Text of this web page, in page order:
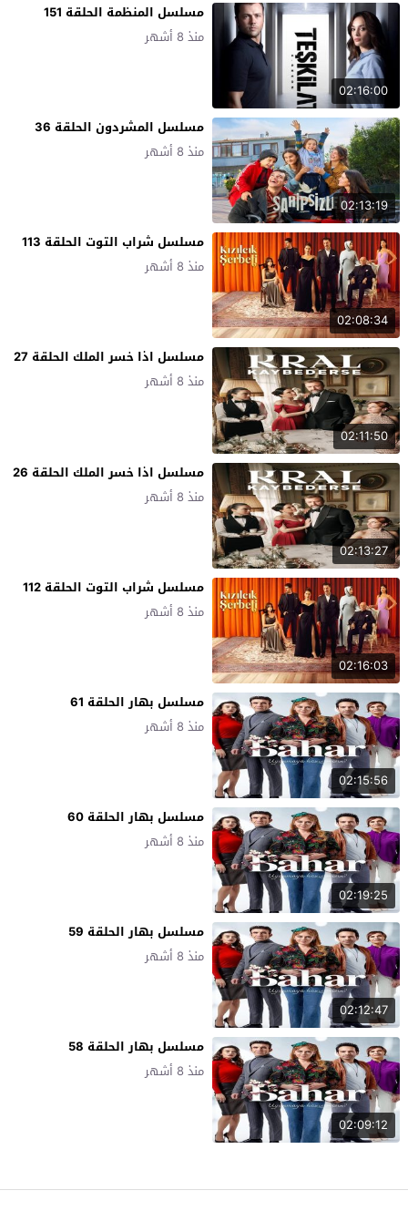
02:16:00
مسلسل المنظمة الحلقة 151
منذ 8 أشهر
02:13:19
مسلسل المشردون الحلقة 36
منذ 8 أشهر
02:08:34
مسلسل شراب التوت الحلقة 113
منذ 8 أشهر
02:11:50
مسلسل اذا خسر الملك الحلقة 27
منذ 8 أشهر
02:13:27
مسلسل اذا خسر الملك الحلقة 26
منذ 8 أشهر
02:16:03
مسلسل شراب التوت الحلقة 112
منذ 8 أشهر
02:15:56
مسلسل بهار الحلقة 61
منذ 8 أشهر
02:19:25
مسلسل بهار الحلقة 60
منذ 8 أشهر
02:12:47
مسلسل بهار الحلقة 59
منذ 8 أشهر
02:09:12
مسلسل بهار الحلقة 58
منذ 8 أشهر